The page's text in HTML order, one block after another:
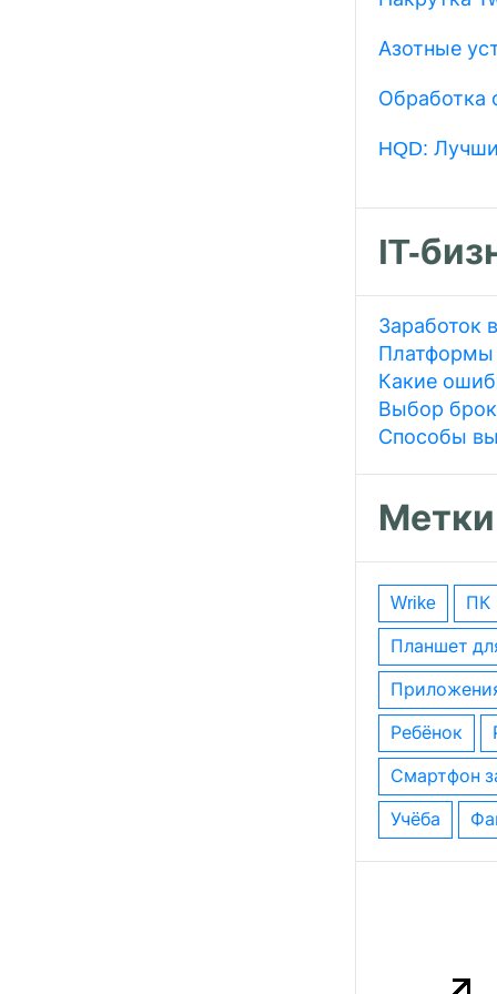
Азотные
Обработка
HQD:
IT-
Заработок
Платформы
Какие
Выбор
Способы
Метки
wrike ПК
планшет
ребёнок
смартфон
учёба